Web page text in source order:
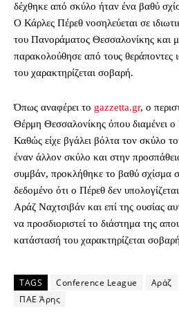
δέχθηκε από σκύλο ήταν ένα βαθύ
Ο Κάρλες Πέρεθ νοσηλεύεται σε
του Πανοράματος Θεσσαλονίκης και
παρακολούθησε από τους θεράποντες
του χαρακτηρίζεται σοβαρή.
Όπως αναφέρει το gazzetta.gr, ο
Θέρμη Θεσσαλονίκης όπου διαμένει ο
Καθώς είχε βγάλει βόλτα τον σκύλο
έναν άλλον σκύλο και στην
συμβάν, προκλήθηκε το βαθύ σχίσμα
δεδομένο ότι ο Πέρεθ δεν
Αράζ Ναχτσιβάν και επί της ουσίας
να προσδιοριστεί το διάστημα της
κατάστασή του χαρακτηρίζεται
TAGS Conference League Αράζ
ΠΑΕ Άρης